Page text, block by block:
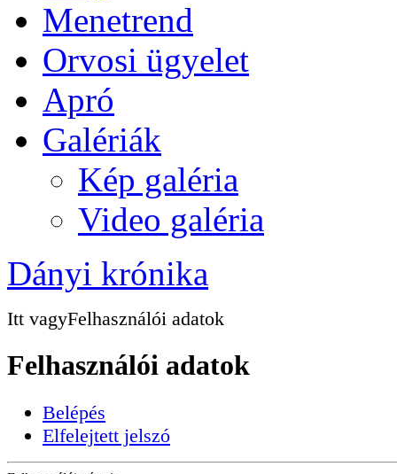
Menetrend
Orvosi ügyelet
Apró
Galériák
Kép galéria
Video galéria
Dányi krónika
Itt vagyFelhasználói adatok
Felhasználói adatok
Belépés
Elfelejtett jelszó